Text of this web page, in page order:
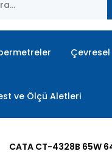
Çevresel
ve Ölçü Aletleri
CATA CT-4328B 65W